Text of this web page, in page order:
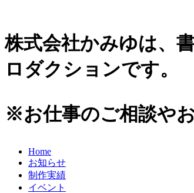
株式会社かみゆは、
ロダクションです。
※お仕事のご相談や
Home
お知らせ
制作実績
イベント